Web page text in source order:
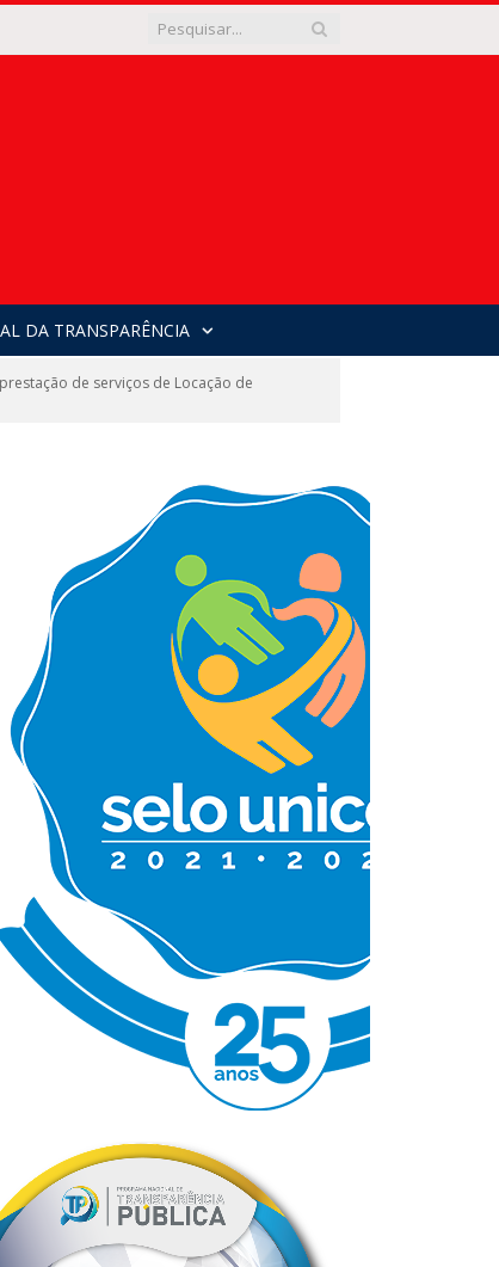
DA TRANSPARÊNCIA
prestação de serviços de Locação de